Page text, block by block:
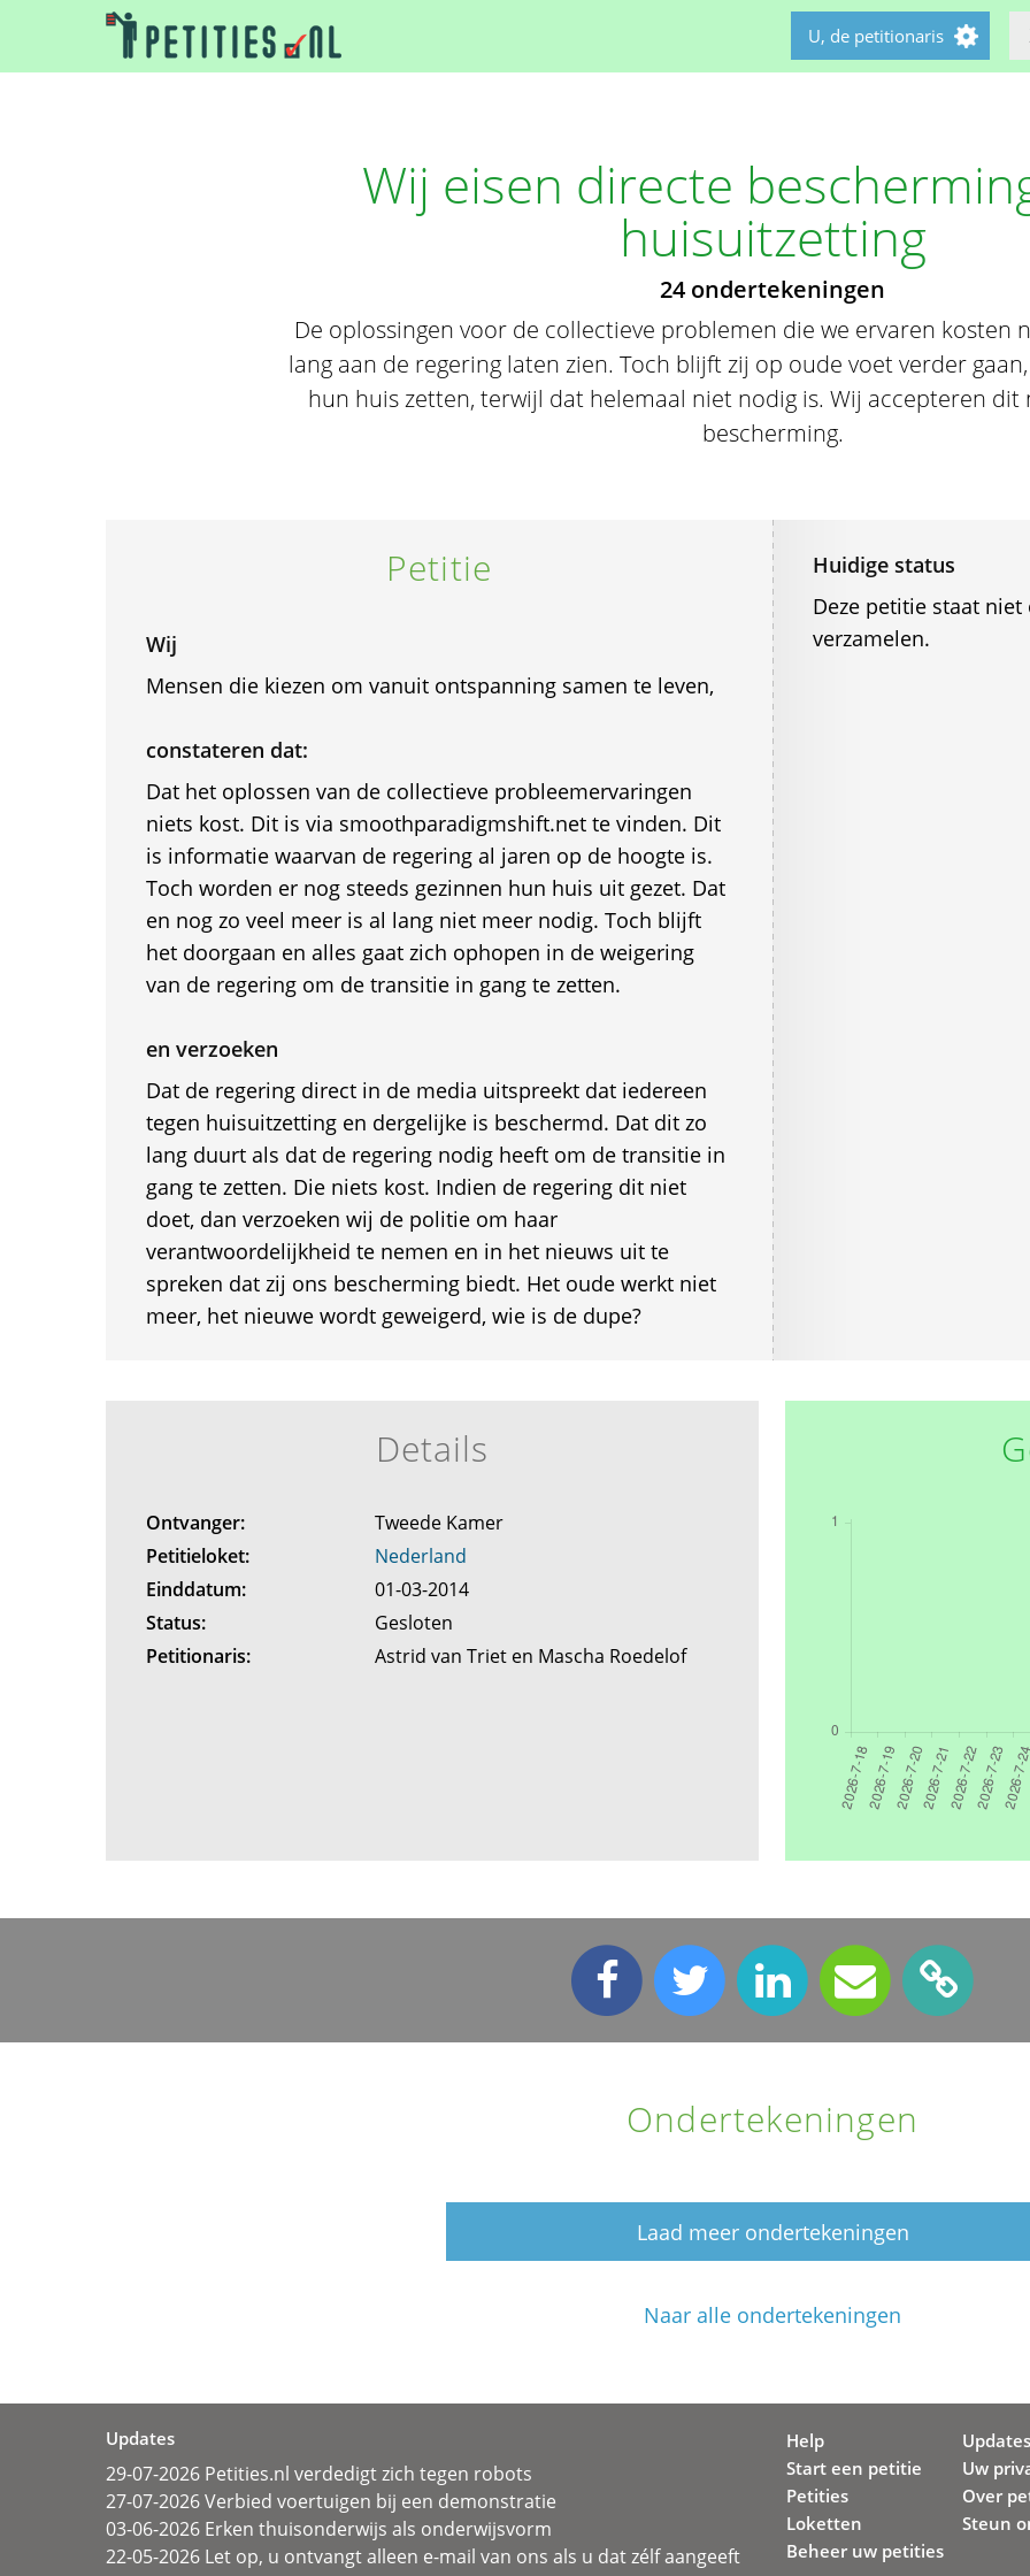
U, de petitionaris
Wij eisen directe
huisuitzetting
24 ondertekeningen
De oplossingen voor de collectieve problemen die we ervaren kosten
lang aan de regering laten zien. Toch blijft zij op oude voet verder
hun huis zetten, terwijl dat helemaal niet nodig is. Wij accepteren dit
bescherming.
Petitie
Wij
Mensen die kiezen om vanuit ontspanning samen te leven,
constateren dat:
Dat het oplossen van de collectieve probleemervaringen
niets kost. Dit is via smoothparadigmshift.net te vinden. Dit
is informatie waarvan de regering al jaren op de hoogte is.
Toch worden er nog steeds gezinnen hun huis uit gezet. Dat
en nog zo veel meer is al lang niet meer nodig. Toch blijft
het doorgaan en alles gaat zich ophopen in de weigering
van de regering om de transitie in gang te zetten.
en verzoeken
Dat de regering direct in de media uitspreekt dat iedereen
tegen huisuitzetting en dergelijke is beschermd. Dat dit zo
lang duurt als dat de regering nodig heeft om de transitie in
gang te zetten. Die niets kost. Indien de regering dit niet
doet, dan verzoeken wij de politie om haar
verantwoordelijkheid te nemen en in het nieuws uit te
spreken dat zij ons bescherming biedt. Het oude werkt niet
meer, het nieuwe wordt geweigerd, wie is de dupe?
Huidige status
Deze petitie staat
verzamelen.
Details
Ontvanger:
Tweede Kamer
Petitieloket:
Nederland
Einddatum:
01-03-2014
Status:
Gesloten
Petitionaris:
Astrid van Triet en Mascha Roedelof
Ondertekeningen
Laad meer ondertekeningen
Naar alle ondertekeningen
Updates
29-07-2026 Petities.nl verdedigt zich tegen robots
27-07-2026 Verbied voertuigen bij een demonstratie
03-06-2026 Erken thuisonderwijs als onderwijsvorm
22-05-2026 Let op, u ontvangt alleen e-mail van ons als u dat zélf aangeeft
Help
Start een petitie
Petities
Loketten
Beheer uw petities
Updates
Uw
Over
Steun